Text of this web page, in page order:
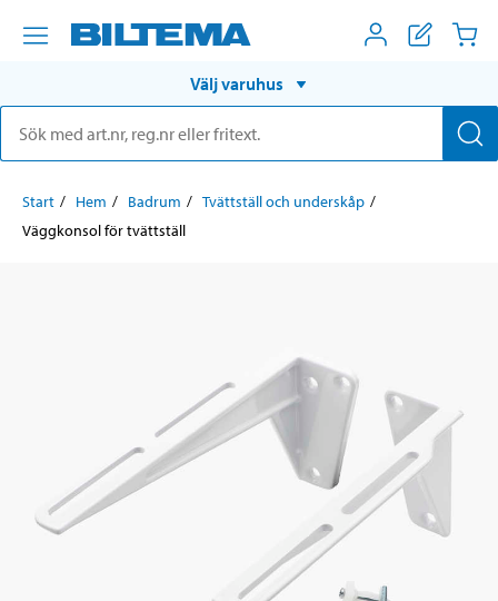
Välj varuhus
Start Hem Badrum
Tvättställ och underskåp
Väggkonsol för tvättställ